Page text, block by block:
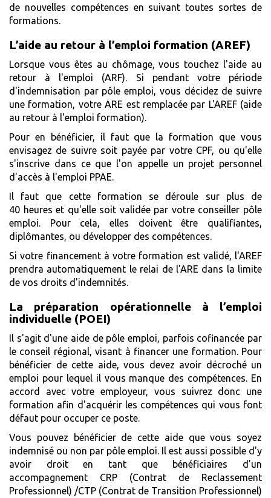
de nouvelles compétences en suivant toutes sortes de
formations.
L’aide au retour à l’emploi formation (AREF)
Lorsque vous êtes au chômage, vous touchez l'aide au
retour à l'emploi (ARF). Si pendant votre période
d'indemnisation par pôle emploi, vous décidez de suivre
une formation, votre ARE est remplacée par L'AREF (aide
au retour à l'emploi formation).
Pour en bénéficier, il faut que la formation que vous
envisagez de suivre soit payée par votre CPF, ou qu'elle
s'inscrive dans ce que l'on appelle un projet personnel
d'accès à l'emploi PPAE.
Il faut que cette formation se déroule sur plus de
40 heures et qu'elle soit validée par votre conseiller pôle
emploi. Pour cela, elles doivent être qualifiantes,
diplômantes, ou développer des compétences.
Si votre financement à votre formation est validé, l'AREF
prendra automatiquement le relai de l'ARE dans la limite
de vos droits d'indemnités.
La préparation opérationnelle à l’emploi
individuelle (POEI)
Il s'agit d'une aide de pôle emploi, parfois cofinancée par
le conseil régional, visant à financer une formation. Pour
bénéficier de cette aide, vous devez avoir décroché un
emploi pour lequel il vous manque des compétences. En
accord avec votre employeur, vous suivrez donc une
formation afin d'acquérir les compétences qui vous font
défaut pour occuper ce poste.
Vous pouvez bénéficier de cette aide que vous soyez
indemnisé ou non par pôle emploi. Il est aussi possible d'y
avoir droit en tant que bénéficiaires d’un
accompagnement CRP (Contrat de Reclassement
Professionnel) /CTP (Contrat de Transition Professionnel)